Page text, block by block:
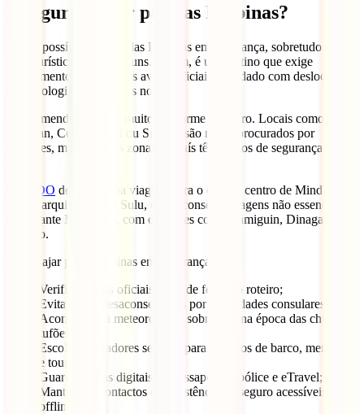
É seguro viajar para as Filipinas?
Sim, é possível viajar pelas Filipinas em segurança, sobretudo nas
rotas turísticas mais comuns. Porém, é um destino que exige
planeamento, atenção aos avisos oficiais e cuidado com deslocações,
meteorologia e atividades no mar.
A recomendação varia muito conforme o roteiro. Locais como
Palawan, Cebu, Bohol ou Siargao são muito procurados por
viajantes, mas algumas zonas do país têm avisos de segurança mais
FCDO desaconselha viagens para o oeste e centro de Mindanao e
para o arquipélago de Sulu, e desaconselha viagens não essenciais
ao restante Mindanao, com exceções como Camiguin, Dinagat e
Siargao.
Para viajar pelas Filipinas em segurança:
Verifica avisos oficiais antes de fechar o roteiro;
Evita zonas desaconselhadas por autoridades consulares;
Acompanha a meteorologia, sobretudo na época das chuvas e
tufões;
Escolhe operadores seguros para passeios de barco, mergulho
e tours;
Guarda cópias digitais do passaporte, apólice e eTravel;
Mantém os contactos da assistência do seguro acessíveis
offline.